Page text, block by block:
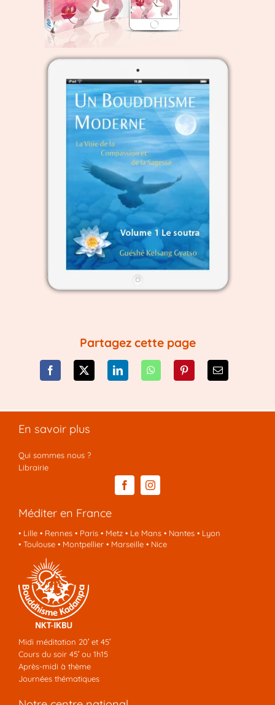
Partagez cette page
En savoir plus
Qui sommes nous ?
Librairie
Méditer en France
• Lille• Rennes• Paris• Metz• Le Mans• Nantes• Lyon
• Toulouse• Montpellier• Marseille• Nice
Midi méditation 20′ et 45′
Cours du soir 45′ ou 1h15
Après-midi à thème
Journées thématiques